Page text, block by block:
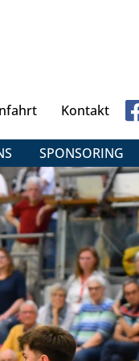
Kontakt
SPONSORING